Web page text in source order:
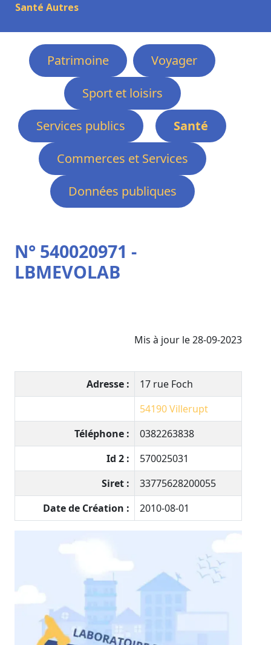
Santé Autres
Patrimoine
Voyager
Sport et loisirs
Services publics
Santé
Commerces et Services
Données publiques
N° 540020971 -
LBMEVOLAB
Mis à jour le 28-09-2023
Adresse :
17 rue Foch
54190Villerupt
Téléphone :
0382263838
Id 2 :
570025031
Siret :
33775628200055
Date de Création :
2010-08-01